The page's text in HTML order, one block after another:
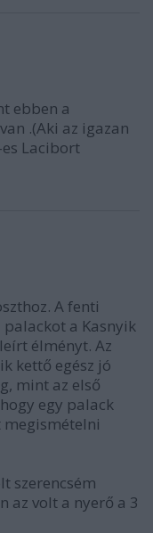
ebben a
.(Aki az igazan
Lacibort
A fenti
a Kasnyik
élményt. Az
kettő egész jó
mint az első
egy palack
szerencsém
az volt a nyerő a 3